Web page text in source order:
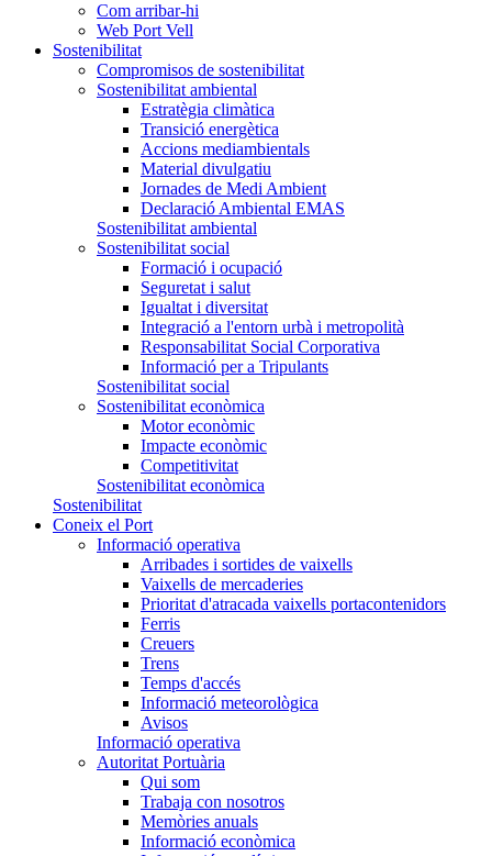
Com arribar-hi
Web Port Vell
Sostenibilitat
Compromisos de sostenibilitat
Sostenibilitat ambiental
Estratègia climàtica
Transició energètica
Accions mediambientals
Material divulgatiu
Jornades de Medi Ambient
Declaració Ambiental EMAS
Sostenibilitat ambiental
Sostenibilitat social
Formació i ocupació
Seguretat i salut
Igualtat i diversitat
Integració a l'entorn urbà i metropolità
Responsabilitat Social Corporativa
Informació per a Tripulants
Sostenibilitat social
Sostenibilitat econòmica
Motor econòmic
Impacte econòmic
Competitivitat
Sostenibilitat econòmica
Sostenibilitat
Coneix el Port
Informació operativa
Arribades i sortides de vaixells
Vaixells de mercaderies
Prioritat d'atracada vaixells portacontenidors
Ferris
Creuers
Trens
Temps d'accés
Informació meteorològica
Avisos
Informació operativa
Autoritat Portuària
Qui som
Trabaja con nosotros
Memòries anuals
Informació econòmica